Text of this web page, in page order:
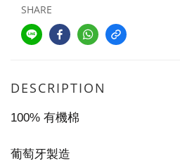
SHARE
DESCRIPTION
100% 有機棉
葡萄牙製造